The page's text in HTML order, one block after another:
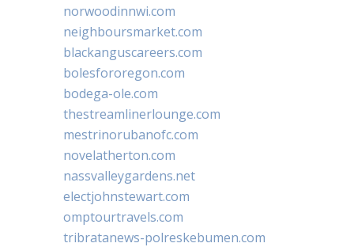
norwoodinnwi.com
neighboursmarket.com
blackanguscareers.com
bolesfororegon.com
bodega-ole.com
thestreamlinerlounge.com
mestrinorubanofc.com
novelatherton.com
nassvalleygardens.net
electjohnstewart.com
omptourtravels.com
tribratanews-polreskebumen.com